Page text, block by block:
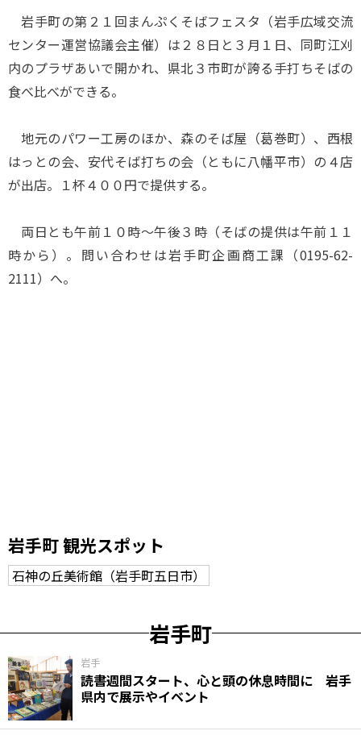
岩手町の第２１回まんぷくそばフェスタ（岩手広域交流
センター運営協議会主催）は２８日と３月１日、同町江刈
内のプラザあいで開かれ、県北３市町が誇る手打ちそばの
食べ比べができる。
地元のパワー工房のほか、森のそば屋（葛巻町）、西根
はっとの会、安代そば打ちの会（ともに八幡平市）の４店
が出店。１杯４００円で提供する。
両日とも午前１０時～午後３時（そばの提供は午前１１
時から）。問い合わせは岩手町企画商工課（0195-62-
2111）へ。
岩手町 観光スポット
石神の丘美術館（岩手町五日市）
岩手町
岩手
読書週間スタート、心と頭の休息時間に 岩手
県内で展示やイベント